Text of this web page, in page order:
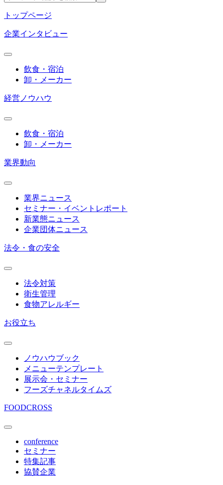
トップページ
企業インタビュー
飲食・宿泊
卸・メーカー
経営ノウハウ
飲食・宿泊
卸・メーカー
業界動向
業界ニュース
セミナー・イベントレポート
新業態ニュース
企業団体ニュース
法令・食の安全
法令対策
衛生管理
食物アレルギー
お役立ち
ノウハウブック
メニューテンプレート
展示会・セミナー
フーズチャネルタイムズ
FOODCROSS
conference
セミナー
特集記事
協賛企業